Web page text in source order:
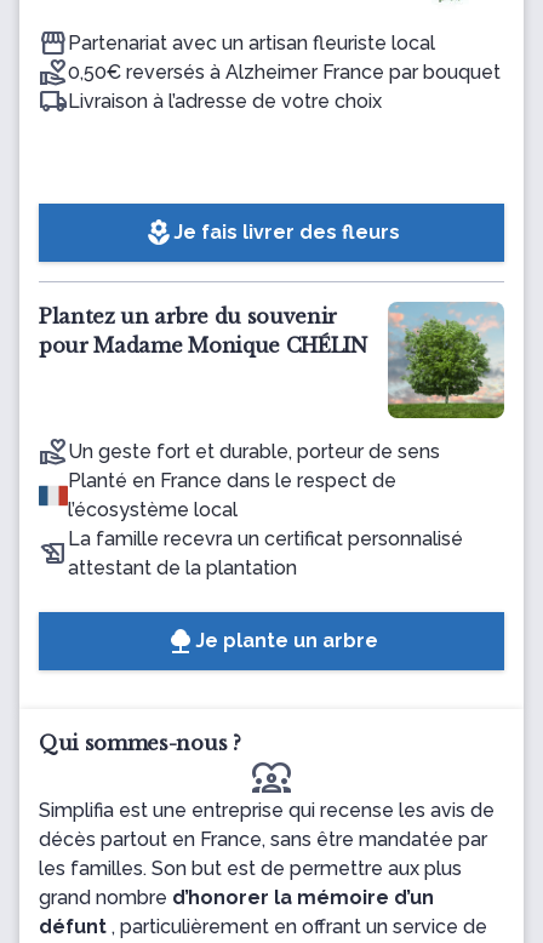
Partenariat avec un artisan fleuriste local
0,50€ reversés à Alzheimer France par bouquet
Livraison à l’adresse de votre choix
local_floristJe fais livrer des fleurs
Plantez un arbre du souvenir
pour Madame Monique CHÉLIN
Un geste fort et durable, porteur de sens
Planté en France dans le respect de
l’écosystème local
La famille recevra un certificat personnalisé
attestant de la plantation
Je plante un arbre
Qui sommes-nous ?
diversity_1
Simplifia est une entreprise qui recense les avis de
décès partout en France, sans être mandatée par
les familles. Son but est de permettre aux plus
grand nombre d’honorer la mémoire d’un
défunt , particulièrement en offrant un service de